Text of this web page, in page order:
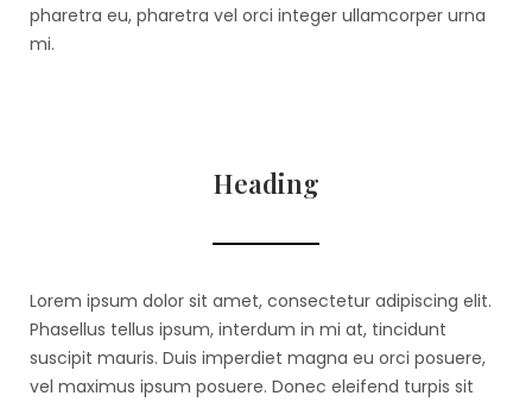
pharetra eu, pharetra vel orci integer ullamcorper urna
mi.
Heading
Lorem ipsum dolor sit amet, consectetur adipiscing elit.
Phasellus tellus ipsum, interdum in mi at, tincidunt
suscipit mauris. Duis imperdiet magna eu orci posuere,
vel maximus ipsum posuere. Donec eleifend turpis sit